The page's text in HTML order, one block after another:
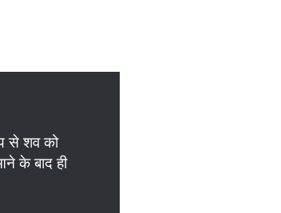
से शव को
के बाद ही